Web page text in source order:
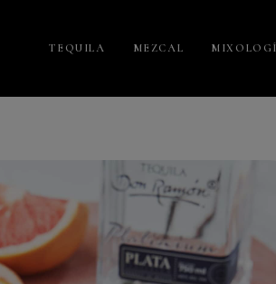
TEQUILA MEZCAL